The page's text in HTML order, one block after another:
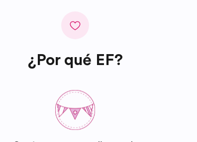
¿Por qué EF?